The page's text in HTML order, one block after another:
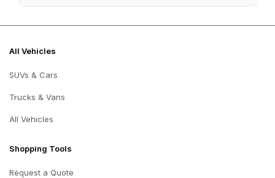
All Vehicles
SUVs & Cars
Trucks & Vans
All Vehicles
Shopping Tools
Request a Quote